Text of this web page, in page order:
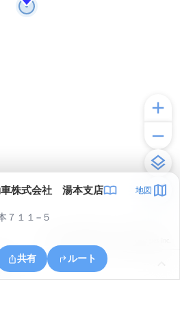
株式会社 湯本支店 地図
７１１−５
共有 ルート